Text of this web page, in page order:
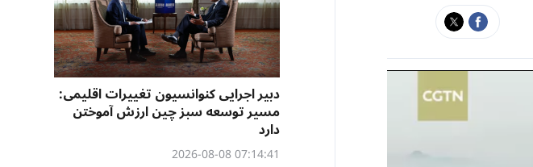
دبیر اجرایی کنوانسیون تغییرات اقلیمی:
مسیر توسعه سبز چین ارزش آموختن
دارد
07:14:41 2026-08-08